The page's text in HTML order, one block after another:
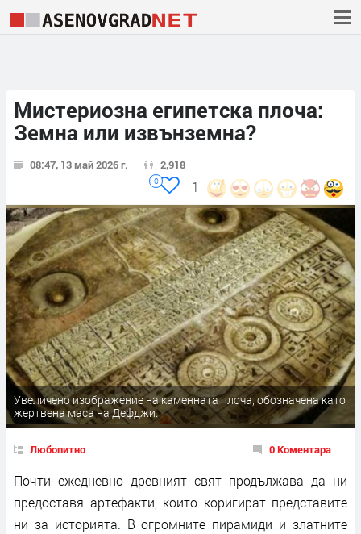
Мистериозна египетска плоча:
Земна или извънземна?
08:47, 13 май 2026 г. 2,918
1
0
Увеличено изображение на каменната плоча, обозначена като
жертвена маса на Дефджи.
Любопитно 0 Коментара
Почти ежедневно древният свят продължава да ни
предоставя артефакти, които коригират представите
ни за историята. В огромните пирамиди и златните